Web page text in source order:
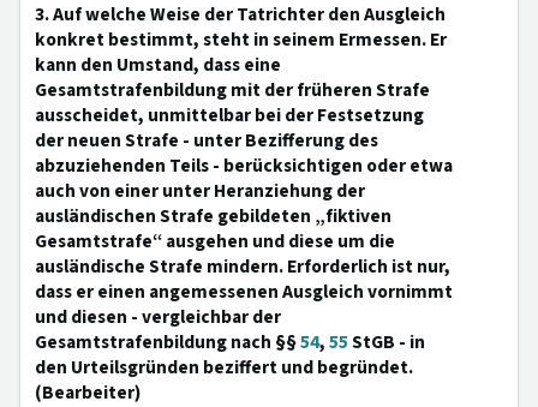
3. Auf welche Weise der Tatrichter den Ausgleich
konkret bestimmt, steht in seinem Ermessen. Er
kann den Umstand, dass eine
Gesamtstrafenbildung mit der früheren Strafe
ausscheidet, unmittelbar bei der Festsetzung
der neuen Strafe - unter Bezifferung des
abzuziehenden Teils - berücksichtigen oder etwa
auch von einer unter Heranziehung der
ausländischen Strafe gebildeten „fiktiven
Gesamtstrafe“ ausgehen und diese um die
ausländische Strafe mindern. Erforderlich ist nur,
dass er einen angemessenen Ausgleich vornimmt
und diesen - vergleichbar der
Gesamtstrafenbildung nach §§54,55StGB - in
den Urteilsgründen beziffert und begründet.
(Bearbeiter)